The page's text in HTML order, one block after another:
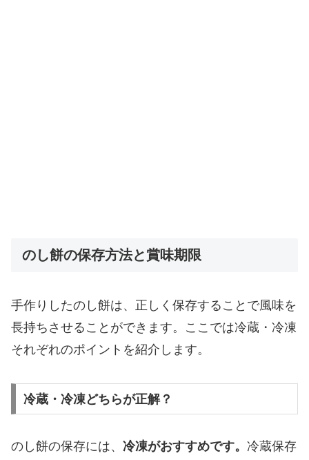
のし餅の保存方法と賞味期限
手作りしたのし餅は、正しく保存することで風味を
長持ちさせることができます。ここでは冷蔵・冷凍
それぞれのポイントを紹介します。
冷蔵・冷凍どちらが正解？
のし餅の保存には、 冷凍がおすすめです。 冷蔵保存